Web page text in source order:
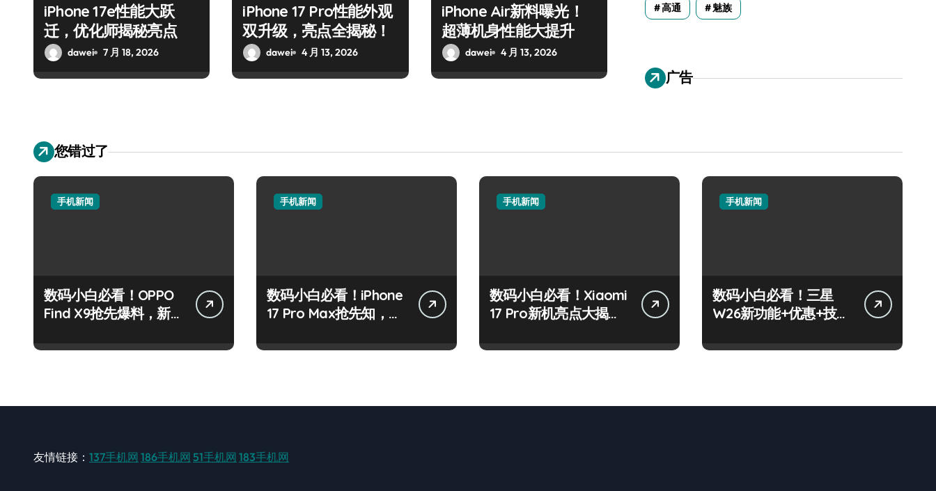
iPhone 17e性能大跃
迁，优化师揭秘亮点
dawei 7 月 18, 2026
iPhone 17 Pro性能外观
双升级，亮点全揭秘！
dawei 4 月 13, 2026
iPhone Air新料曝光！
超薄机身性能大提升
dawei 4 月 13, 2026
高通 魅族
广告
您错过了
手机新闻
数码小白必看！OPPO
Find X9抢先爆料，新机
手机新闻
数码小白必看！iPhone
17 Pro Max抢先知，手
手机新闻
数码小白必看！Xiaomi
17 Pro新机亮点大揭秘
手机新闻
数码小白必看！三星
W26新功能+优惠+技巧
友情链接： 137手机网 186手机网 51手机网 183手机网